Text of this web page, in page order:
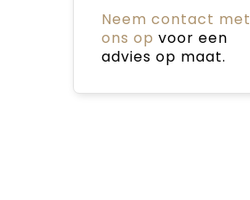
Neem contact met
ons op voor een
advies op maat.